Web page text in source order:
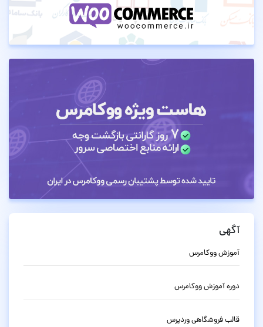
آگهی
آموزش ووکامرس
دوره آموزش ووکامرس
قالب فروشگاهی وردپرس